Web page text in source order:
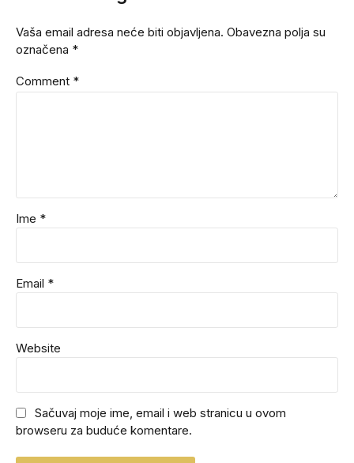
Vaša email adresa neće biti objavljena. Obavezna polja su
označena *
Comment *
Ime *
Email *
Website
Sačuvaj moje ime, email i web stranicu u ovom
browseru za buduće komentare.